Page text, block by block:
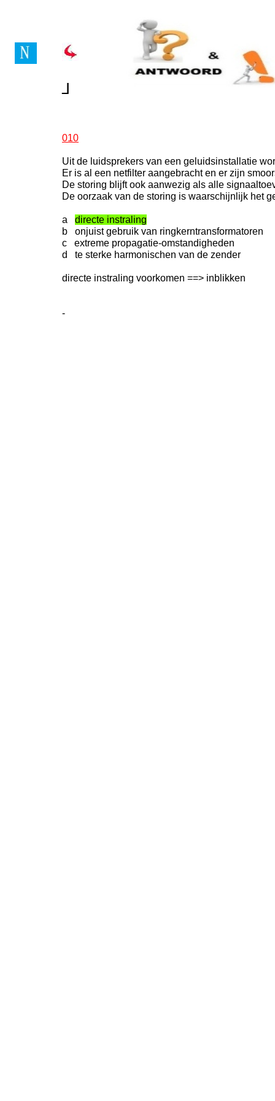
010
Uit de luidsprekers van een geluidsinstallatie
Er is al een netfilter aangebracht en er zijn
De storing blijft ook aanwezig als alle
De oorzaak van de storing is waarschijnlijk het
a directe instraling
b onjuist gebruik van ringkerntransformatoren
c extreme propagatie-omstandigheden
d te sterke harmonischen van de zender
directe instraling voorkomen ==> inblikken
-
┘
Vragenboek Novice
┘